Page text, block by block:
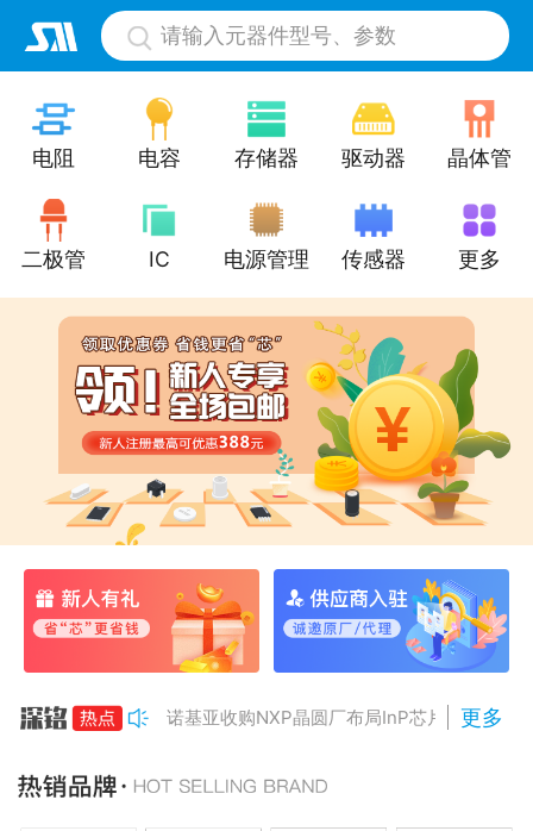
请输入元器件型号、参数
电阻 电容 存储器 驱动器 晶体管
二极管 IC 电源管理 传感器 更多
诺基亚收购NXP晶圆厂布局InP芯片
Anthropic组建AI芯片团队
更多